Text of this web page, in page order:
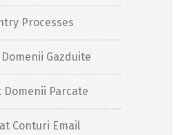
Processes
Gazduite
Domenii Parcate
Conturi Email